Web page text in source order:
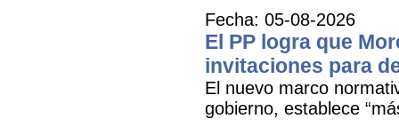
Fecha: 05-08-2026
El PP logra que
invitaciones para
El nuevo marco
gobierno, establece